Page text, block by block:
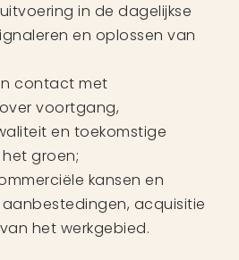
in de dagelijkse
en oplossen van
contact met
voortgang,
en toekomstige
groen;
kansen en
acquisitie
het werkgebied.